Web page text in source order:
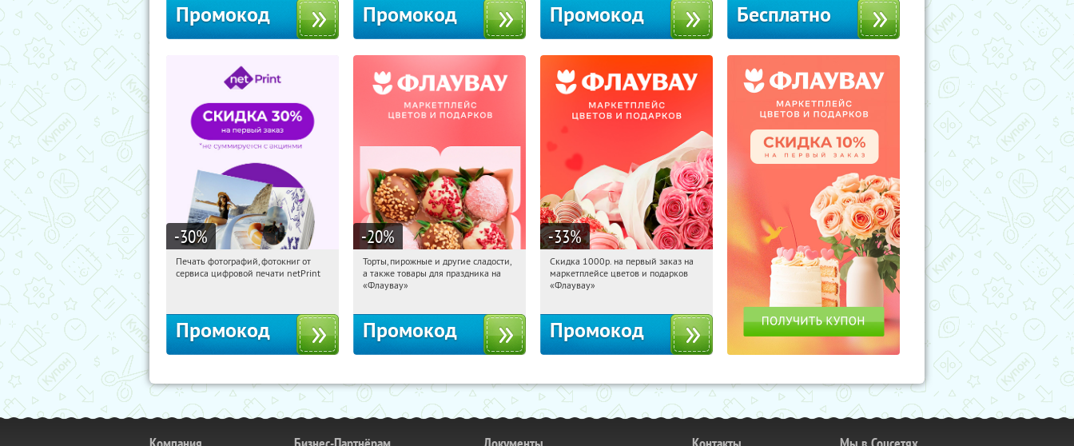
Промокод Промокод Промокод Бесплатно
-30%
04:47:18 Получили:
Печать фотографий, фотокниг от
сервиса цифровой печати netPrint
Промокод
-20%
04:47:18 Получили:
Россия
Торты, пирожные и другие сладости,
а также товары для праздника на
«Флаувау»
Промокод
-33%
04:47:18 Получили:
Россия
Скидка 1000р. на первый заказ на
маркетплейсе цветов и подарков
«Флаувау»
Промокод